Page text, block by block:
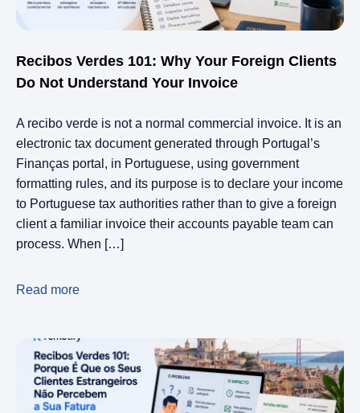
Recibos Verdes 101: Why Your Foreign Clients
Do Not Understand Your Invoice
A recibo verde is not a normal commercial invoice. It is an
electronic tax document generated through Portugal’s
Finanças portal, in Portuguese, using government
formatting rules, and its purpose is to declare your income
to Portuguese tax authorities rather than to give a foreign
client a familiar invoice their accounts payable team can
process. When […]
Read more